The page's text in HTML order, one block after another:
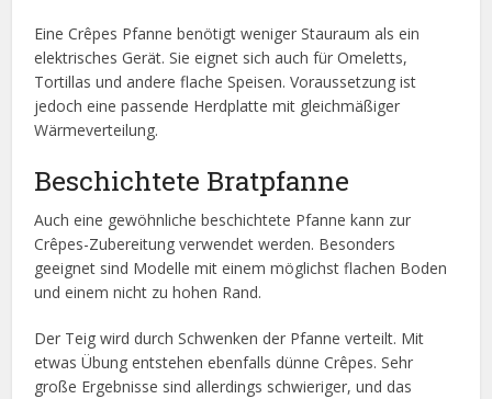
Eine Crêpes Pfanne benötigt weniger Stauraum als ein
elektrisches Gerät. Sie eignet sich auch für Omeletts,
Tortillas und andere flache Speisen. Voraussetzung ist
jedoch eine passende Herdplatte mit gleichmäßiger
Wärmeverteilung.
Beschichtete Bratpfanne
Auch eine gewöhnliche beschichtete Pfanne kann zur
Crêpes-Zubereitung verwendet werden. Besonders
geeignet sind Modelle mit einem möglichst flachen Boden
und einem nicht zu hohen Rand.
Der Teig wird durch Schwenken der Pfanne verteilt. Mit
etwas Übung entstehen ebenfalls dünne Crêpes. Sehr
große Ergebnisse sind allerdings schwieriger, und das